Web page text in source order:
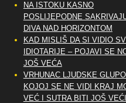
NA ISTOKU KASNO
POSLIJEPODNE
DIVA NAD HORIZONTOM
KAD MISLIŠ DA SI VIDIO
IDIOTARIJE – POJAVI SE
JOŠ VEĆA
VRHUNAC LJUDSKE
KOJOJ SE NE VIDI KRAJ
VEĆ I SUTRA BITI JOŠ VEĆI